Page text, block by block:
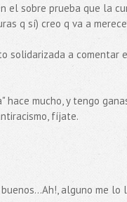
sobre prueba que la
q sí) creo q va a
solidarizada a comentar
mucho, y tengo
fíjate.
alguno me lo